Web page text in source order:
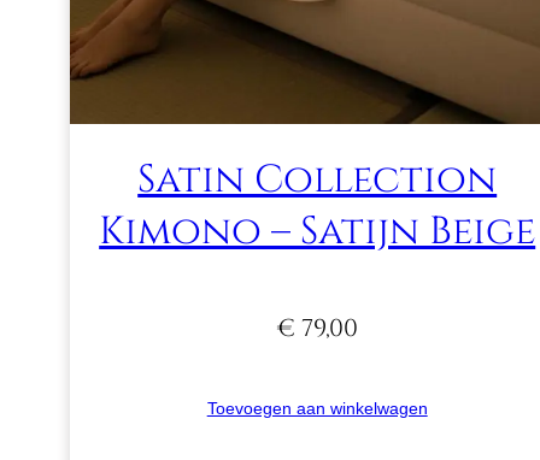
Satin Collection
Kimono – Satijn Beige
€ 79,00
Toevoegen aan winkelwagen